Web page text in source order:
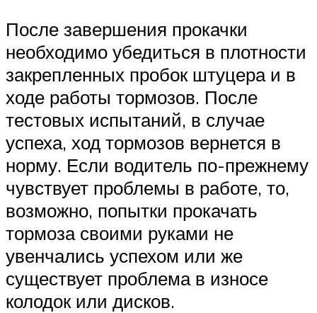
После завершения прокачки
необходимо убедиться в плотности
закрепленных пробок штуцера и в
ходе работы тормозов. После
тестовых испытаний, в случае
успеха, ход тормозов вернется в
норму. Если водитель по-прежнему
чувствует проблемы в работе, то,
возможно, попытки прокачать
тормоза своими руками не
увенчались успехом или же
существует проблема в износе
колодок или дисков.